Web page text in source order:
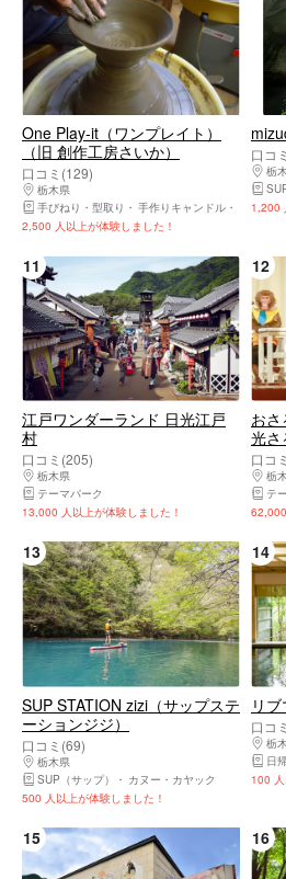
One Play-it（ワンプレイト）
（旧 創作工房さいか）
口コミ(129)
栃木県
日光市・奥日光・中禅寺湖・霧降高原・
手びねり・型取り
手作りキャンドル 登山・
2,500 人以上が体験しました！
口コ
栃
1,200
11
江戸ワンダーランド 日光江戸
村
口コミ(205)
栃木県
日光市・奥日光・中禅寺湖・霧降高原・
テーマパーク
13,000 人以上が体験しました！
12
お
光さ
口コ
栃
テ
13
SUP STATION zizi（サップステ
ーションジジ）
口コミ(69)
栃木県
日光市・奥日光・中禅寺湖・霧降高原・
SUP（サップ）
カヌー・カヤック
500 人以上が体験しました！
14
リ
口コ
栃
日
100
15 16